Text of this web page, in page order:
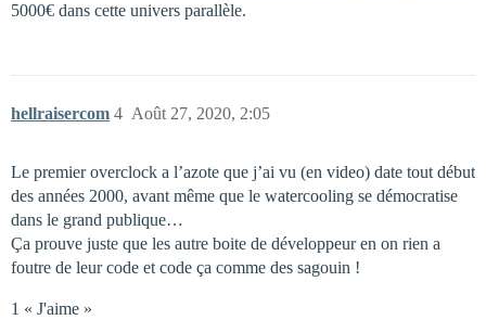
5000€ dans cette univers parallèle.
hellraisercom Août 27, 2020, 2:05
4
Le premier overclock a l’azote que j’ai vu (en video) date tout début
des années 2000, avant même que le watercooling se démocratise
dans le grand publique…
Ça prouve juste que les autre boite de développeur en on rien a
foutre de leur code et code ça comme des sagouin !
1 « J'aime »